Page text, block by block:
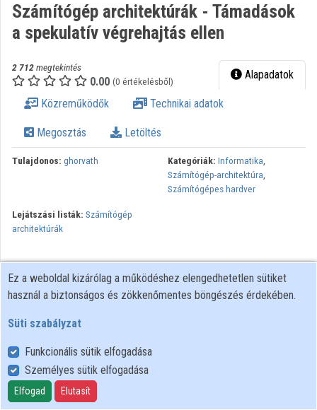
Közreműködők
Számítógép architektúrák - Támadások
a spekulatív végrehajtás ellen
2 712megtekintés
0.00 (0 értékelésből) Alapadatok
Közreműködők Technikai adatok
Megosztás Letöltés
Tulajdonos: ghorvath Kategóriák: Informatika,
Számítógép-architektúra,
Számítógépes hardver
Lejátszási listák: Számítógép
architektúrák
Felhasználói szabályzat
Adatkezelési tájékoztató
Süti szabályzat
Ez a weboldal kizárólag a működéshez elengedhetetlen sütiket
használ a biztonságos és zökkenőmentes böngészés érdekében.
Süti szabályzat
Funkcionális sütik elfogadása
Személyes sütik elfogadása
Elfogad Elutasít